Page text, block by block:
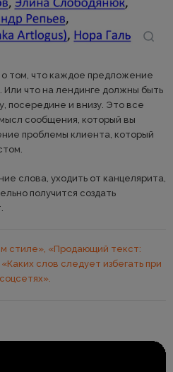
том, что каждое предложение
Или что на лендинге должны быть
посередине и внизу. Это все
сообщения, который вы
проблемы клиента, который
слова, уходить от канцелярита,
получится создать
стиле», «Продающий текст:
«Каких слов следует избегать при